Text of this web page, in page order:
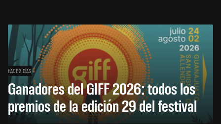
HACE 2 DÍAS
Ganadores del GIFF 2026: todos los
premios de la edición 29 del festival